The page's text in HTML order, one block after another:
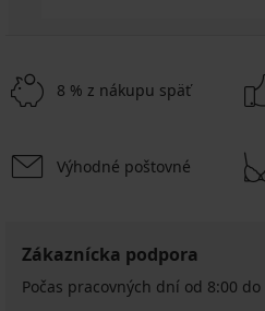
8 % z nákupu späť
Výhodné poštovné
Zákaznícka podpora
Počas pracovných dní od 8:00 do